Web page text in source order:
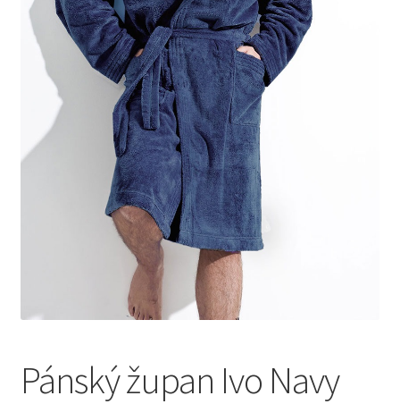
Pánský župan Ivo Navy